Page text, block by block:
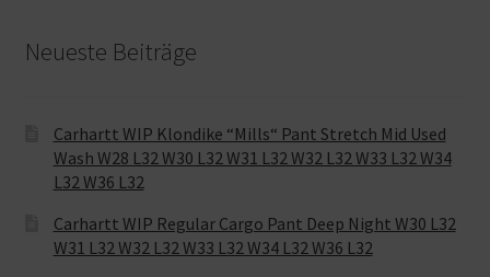
Neueste Beiträge
Carhartt WIP Klondike “Mills“ Pant Stretch Mid Used
Wash W28 L32 W30 L32 W31 L32 W32 L32 W33 L32 W34
L32 W36 L32
Carhartt WIP Regular Cargo Pant Deep Night W30 L32
W31 L32 W32 L32 W33 L32 W34 L32 W36 L32